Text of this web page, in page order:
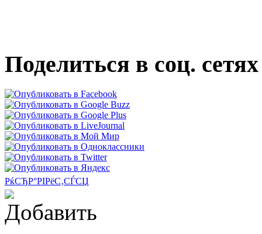
Поделиться в соц. сетях
РќСЂР°РІРёС‚СЃСЏ